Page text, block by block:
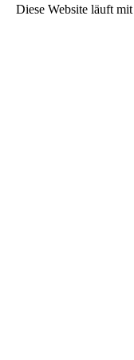
Diese Website läuft mit